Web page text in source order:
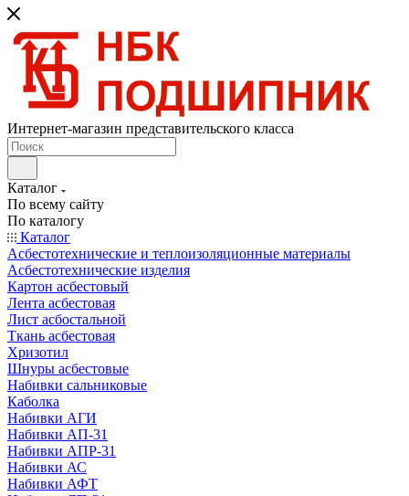
Интернет-магазин представительского класса
Каталог
По всему сайту
По каталогу
Каталог
Асбестотехнические и теплоизоляционные материалы
Асбестотехнические изделия
Картон асбестовый
Лента асбестовая
Лист асбостальной
Ткань асбестовая
Хризотил
Шнуры асбестовые
Набивки сальниковые
Каболка
Набивки АГИ
Набивки АП-31
Набивки АПР-31
Набивки АС
Набивки АФТ